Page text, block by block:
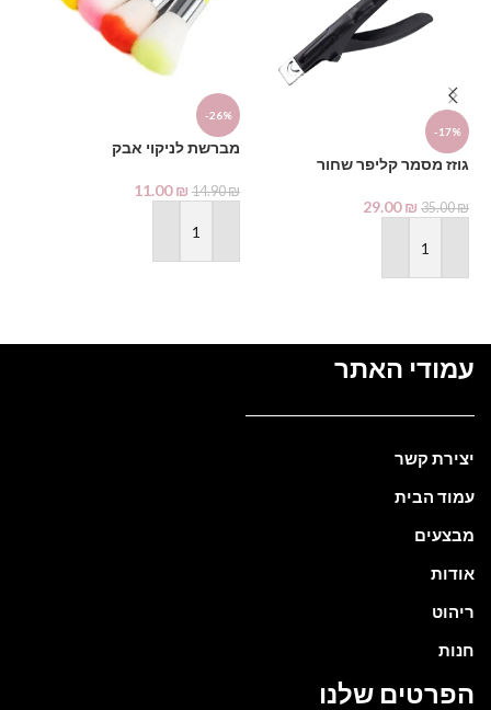
-17%
גוזז מסמר קליפר שחור
35.00₪
29.00₪
הוספה לסל
-26%
מברשת לניקוי אבק
14.90₪
11.00₪
הוספה לסל
עמודי האתר
יצירת קשר
עמוד הבית
מבצעים
אודות
ריהוט
חנות
הפרטים שלנו